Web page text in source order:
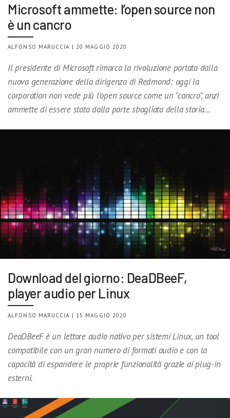
Microsoft ammette: l’open source non
è un cancro
ALFONSO MARUCCIA | 20 MAGGIO 2020
Il presidente di Microsoft rimarca la rivoluzione portata dalla
nuova generazione della dirigenza di Redmond: oggi la
corporation non vede più l’open source come un “cancro”, anzi
ammette di essere stata dalla parte sbagliata della storia…
Download del giorno: DeaDBeeF,
player audio per Linux
ALFONSO MARUCCIA | 15 MAGGIO 2020
DeaDBeeF è un lettore audio nativo per sistemi Linux, un tool
compatibile con un gran numero di formati audio e con la
capacità di espandere le proprie funzionalità grazie ai plug-in
esterni.